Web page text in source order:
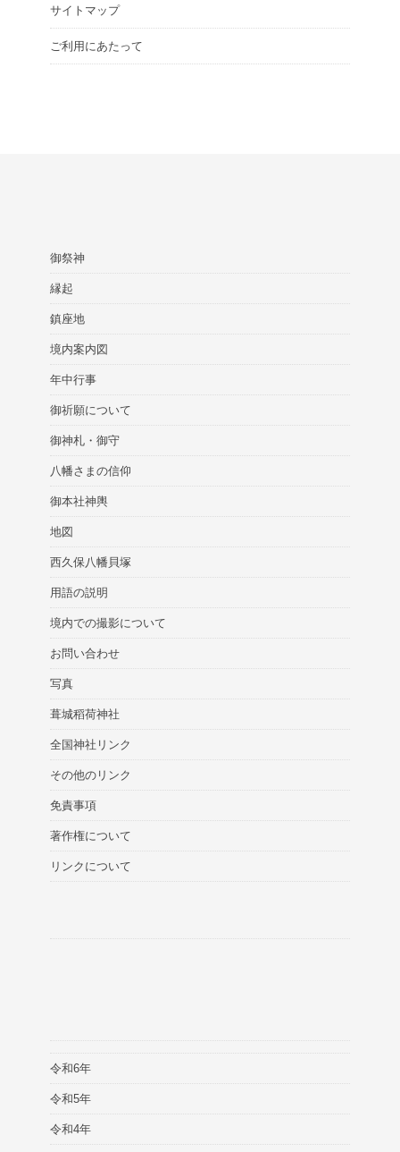
サイトマップ
ご利用にあたって
御祭神
縁起
鎮座地
境内案内図
年中行事
御祈願について
御神札・御守
八幡さまの信仰
御本社神輿
地図
西久保八幡貝塚
用語の説明
境内での撮影について
お問い合わせ
写真
葺城稻荷神社
全国神社リンク
その他のリンク
免責事項
著作権について
リンクについて
令和6年
令和5年
令和4年